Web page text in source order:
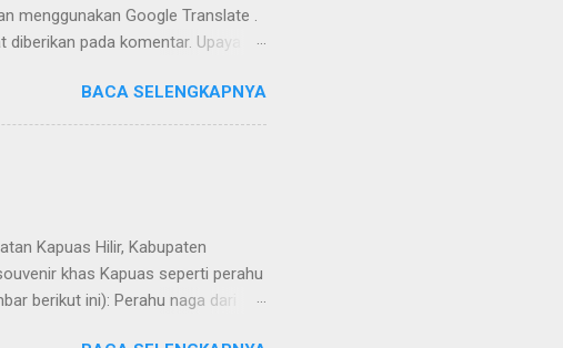
menggunakan Google Translate .
pada komentar. Upaya
BACA SELENGKAPNYA
Kapuas Hilir, Kabupaten
khas Kapuas seperti perahu
berikut ini): Perahu naga dari